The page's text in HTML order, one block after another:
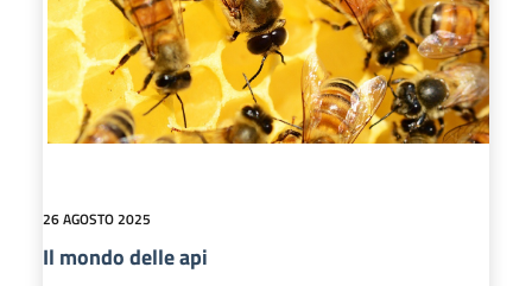
26 AGOSTO 2025
Il mondo delle api